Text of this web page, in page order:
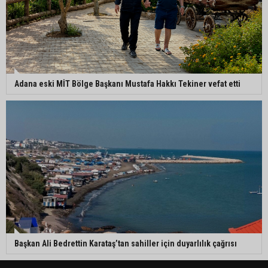
Adana eski MİT Bölge Başkanı Mustafa Hakkı Tekiner vefat etti
Başkan Ali Bedrettin Karataş’tan sahiller için duyarlılık çağrısı